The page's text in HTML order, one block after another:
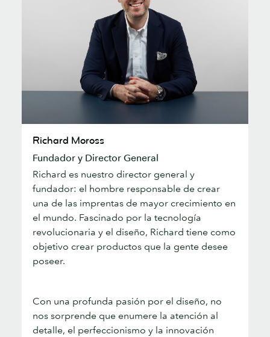
Moross
Richard Moross
Fundador y Director General
Richard es nuestro director general y
fundador: el hombre responsable de crear
una de las imprentas de mayor crecimiento en
el mundo. Fascinado por la tecnología
revolucionaria y el diseño, Richard tiene como
objetivo crear productos que la gente desee
poseer.
Con una profunda pasión por el diseño, no
nos sorprende que enumere la atención al
detalle, el perfeccionismo y la innovación